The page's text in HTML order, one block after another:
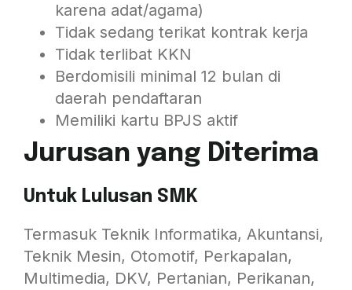
karena adat/agama)
Tidak sedang terikat kontrak kerja
Tidak terlibat KKN
Berdomisili minimal 12 bulan di
daerah pendaftaran
Memiliki kartu BPJS aktif
Jurusan yang Diterima
Untuk Lulusan SMK
Termasuk Teknik Informatika, Akuntansi,
Teknik Mesin, Otomotif, Perkapalan,
Multimedia, DKV, Pertanian, Perikanan,